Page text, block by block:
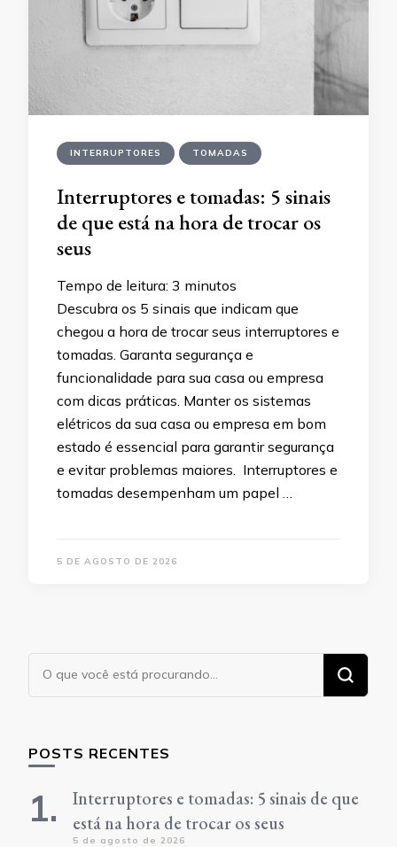
INTERRUPTORES TOMADAS
Interruptores e tomadas: 5 sinais
de que está na hora de trocar os
seus
Tempo de leitura: 3 minutos
Descubra os 5 sinais que indicam que
chegou a hora de trocar seus interruptores e
tomadas. Garanta segurança e
funcionalidade para sua casa ou empresa
com dicas práticas. Manter os sistemas
elétricos da sua casa ou empresa em bom
estado é essencial para garantir segurança
e evitar problemas maiores. Interruptores e
tomadas desempenham um papel …
5 DE AGOSTO DE 2026
Procurando
algo?
POSTS RECENTES
Interruptores e tomadas: 5 sinais de que
está na hora de trocar os seus
5 de agosto de 2026